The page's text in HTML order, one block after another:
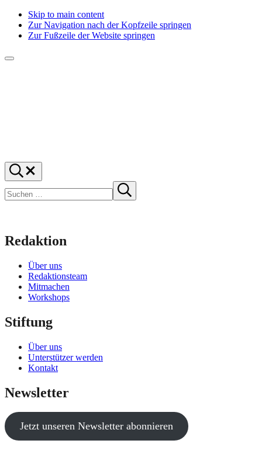
Skip to main content
Zur Navigation nach der Kopfzeile springen
Zur Fußzeile der Website springen
Menü
f1rstlife
Und
was
denkst
du?
Suchen
…
Suche
starten
Redaktion
Über uns
Redaktionsteam
Mitmachen
Workshops
Stiftung
Über uns
Unterstützer werden
Kontakt
Newsletter
Jetzt unseren Newsletter abonnieren